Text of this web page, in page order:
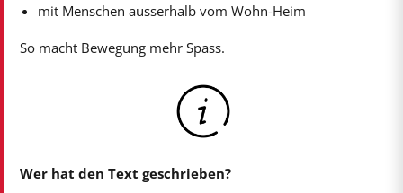
mit Menschen ausserhalb vom Wohn-Heim
So macht Bewegung mehr Spass.
Wer hat den Text geschrieben?